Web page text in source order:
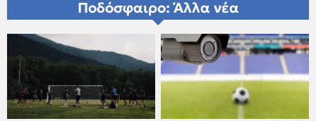
Ποδόσφαιρο: Άλλα νέα